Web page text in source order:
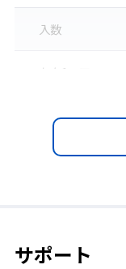
入数
左右1ペア
販売価格
1,958円（税込）
サポート